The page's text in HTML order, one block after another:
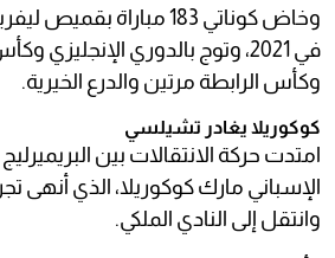
وخاض كوناتي 183 مباراة
في 2021، وتوج بالدوري الإنجليزي
وكأس الرابطة مرتين والدرع الخيرية.
كوكوريلا يغادر تشيلسي
امتدت حركة الانتقالات بين
الإسباني مارك كوكوريلا، الذي أنهى
وانتقل إلى النادي الملكي.